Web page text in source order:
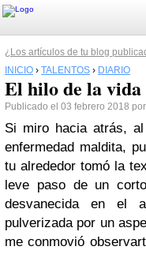
¿Los artículos de tu blog
INICIO › TALENTOS › DIARIO
El hilo de la vida
Publicado el 03 febrero 2018
Si miro hacia atrás,
enfermedad maldita,
tu alrededor tomó la
leve paso de un
desvanecida en el
pulverizada por un
me conmovió